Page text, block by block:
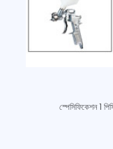
স্পেসিফিকেশন 1